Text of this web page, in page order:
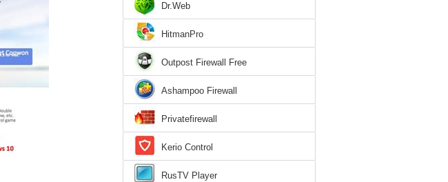
Dr.Web
HitmanPro
Outpost Firewall Free
Ashampoo Firewall
Privatefirewall
Kerio Control
RusTV Player